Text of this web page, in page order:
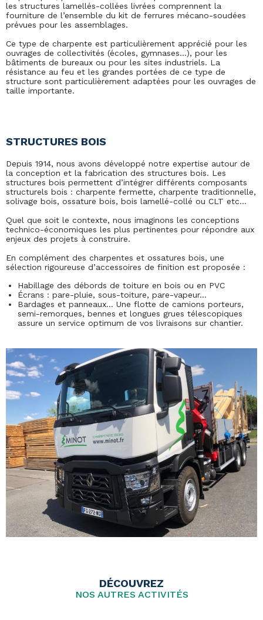
les structures lamellés-collées livrées comprennent la
fourniture de l’ensemble du kit de ferrures mécano-soudées
prévues pour les assemblages.
Ce type de charpente est particulièrement apprécié pour les
ouvrages de collectivités (écoles, gymnases…), pour les
bâtiments de bureaux ou pour les sites industriels. La
résistance au feu et les grandes portées de ce type de
structure sont particulièrement adaptées pour les ouvrages de
taille importante.
STRUCTURES BOIS
Depuis 1914, nous avons développé notre expertise autour de
la conception et la fabrication des structures bois. Les
structures bois permettent d’intégrer différents composants
structurels bois : charpente fermette, charpente traditionnelle,
solivage bois, ossature bois, bois lamellé-collé ou CLT etc…
Quel que soit le contexte, nous imaginons les conceptions
technico-économiques les plus pertinentes pour répondre aux
enjeux des projets à construire.
En complément des charpentes et ossatures bois, une
sélection rigoureuse d’accessoires de finition est proposée :
Habillage des débords de toiture en bois ou en PVC
Écrans : pare-pluie, sous-toiture, pare-vapeur…
Bardages et panneaux… Une flotte de camions porteurs,
semi-remorques, bennes et longues grues télescopiques
assure un service optimum de vos livraisons sur chantier.
DÉCOUVREZ
NOS AUTRES ACTIVITÉS